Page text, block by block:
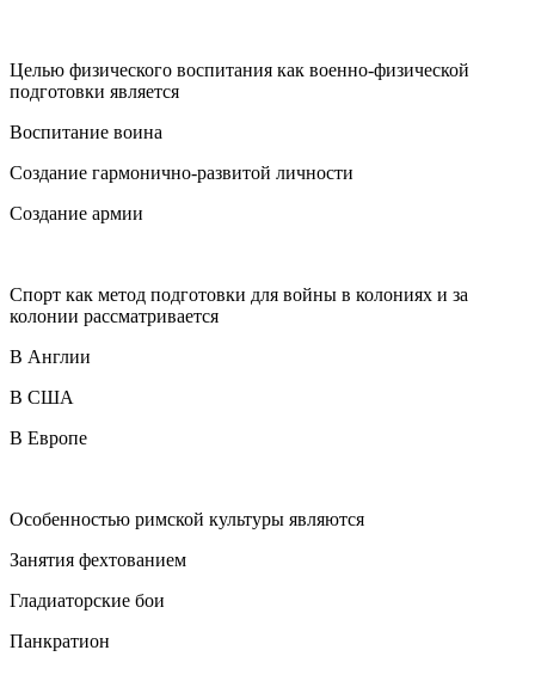
Целью физического воспитания как военно-физической
подготовки является
Воспитание воина
Создание гармонично-развитой личности
Создание армии
Спорт как метод подготовки для войны в колониях и за
колонии рассматривается
В Англии
В США
В Европе
Особенностью римской культуры являются
Занятия фехтованием
Гладиаторские бои
Панкратион